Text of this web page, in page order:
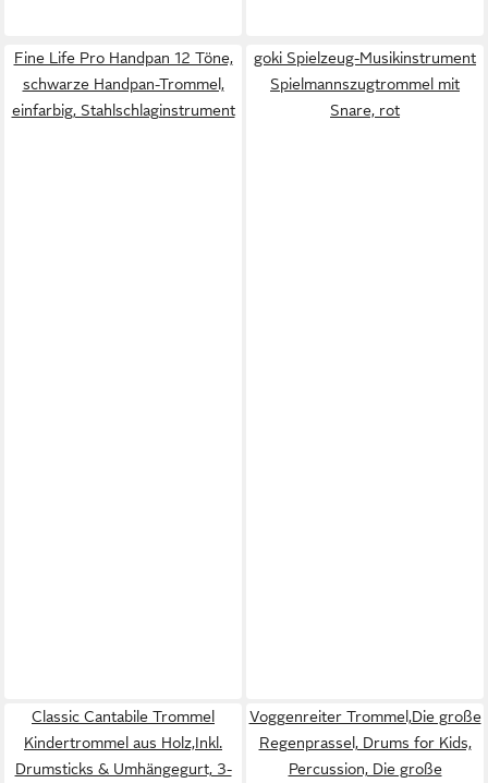
Fine Life Pro Handpan 12 Töne,
schwarze Handpan-Trommel,
einfarbig, Stahlschlaginstrument
goki Spielzeug-Musikinstrument
Spielmannszugtrommel mit
Snare, rot
Classic Cantabile Trommel
Kindertrommel aus Holz,Inkl.
Drumsticks & Umhängegurt, 3-
Voggenreiter Trommel,Die große
Regenprassel, Drums for Kids,
Percussion, Die große